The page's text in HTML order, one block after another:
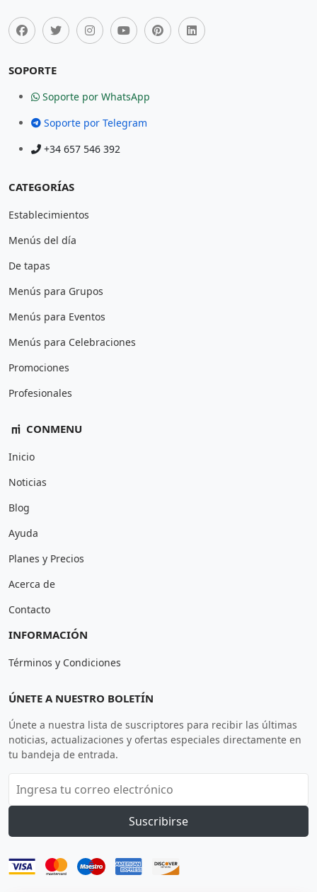
SOPORTE
Soporte por WhatsApp
Soporte por Telegram
+34 657 546 392
CATEGORÍAS
Establecimientos
Menús del día
De tapas
Menús para Grupos
Menús para Eventos
Menús para Celebraciones
Promociones
Profesionales
CONMENU
Inicio
Noticias
Blog
Ayuda
Planes y Precios
Acerca de
Contacto
INFORMACIÓN
Términos y Condiciones
ÚNETE A NUESTRO BOLETÍN
Únete a nuestra lista de suscriptores para recibir las últimas
noticias, actualizaciones y ofertas especiales directamente en
tu bandeja de entrada.
Suscribirse